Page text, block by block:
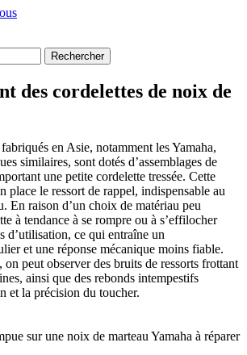
des cordelettes de noix de
en Asie, notamment les Yamaha,
similaires, sont dotés d’assemblages de
une petite cordelette tressée. Cette
place le ressort de rappel, indispensable au
En raison d’un choix de matériau peu
à tendance à se rompre ou à s’effilocher
d’utilisation, ce qui entraîne un
et une réponse mécanique moins fiable.
on peut observer des bruits de ressorts frottant
ainsi que des rebonds intempestifs
et la précision du toucher.
sur une noix de marteau Yamaha à réparer